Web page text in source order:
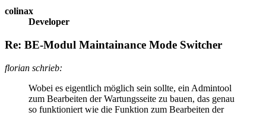
colinax
Developer
Re: BE-Modul Maintainance Mode Switcher
florian schrieb:
Wobei es eigentlich möglich sein sollte, ein Admintool
zum Bearbeiten der Wartungsseite zu bauen, das genau
so funktioniert wie die Funktion zum Bearbeiten der